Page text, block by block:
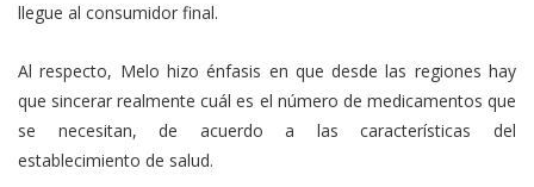
llegue al consumidor final.
Al respecto, Melo hizo énfasis en que desde las regiones hay
que sincerar realmente cuál es el número de medicamentos que
se necesitan, de acuerdo a las características del
establecimiento de salud.